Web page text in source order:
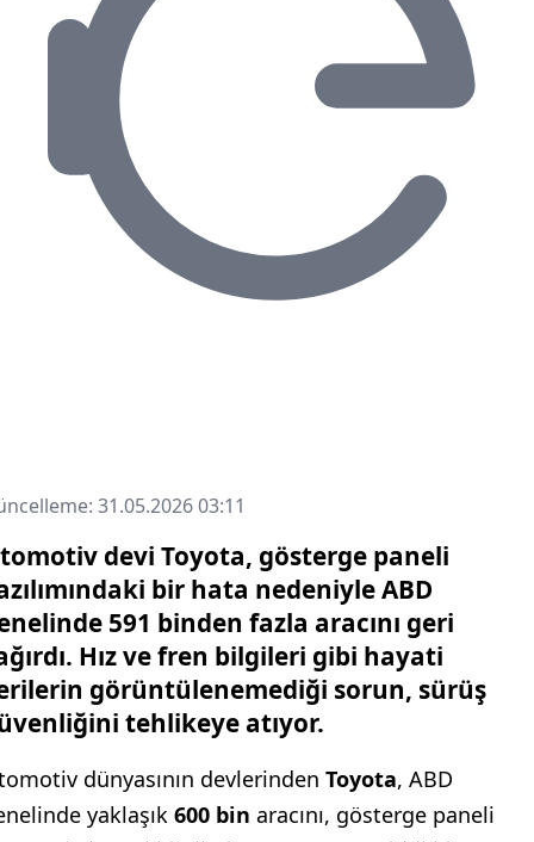
31.05.2026 03:11
devi Toyota, gösterge paneli
bir hata nedeniyle ABD
591 binden fazla aracını geri
Hız ve fren bilgileri gibi hayati
görüntülenemediği sorun, sürüş
tehlikeye atıyor.
dünyasının devlerinden Toyota, ABD
yaklaşık 600 bin aracını, gösterge paneli